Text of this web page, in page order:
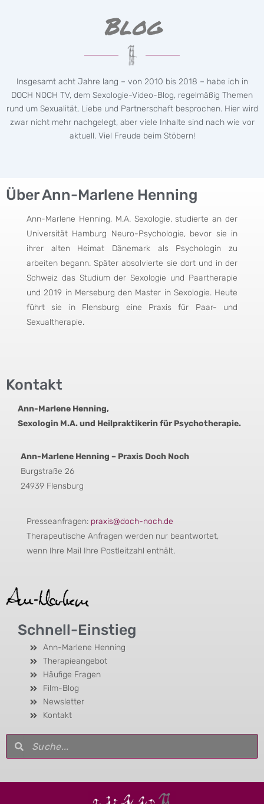
Blog
Insgesamt acht Jahre lang – von 2010 bis 2018 – habe ich in
DOCH NOCH TV, dem Sexologie-Video-Blog, regelmäßig Themen
rund um Sexualität, Liebe und Partnerschaft besprochen. Hier wird
zwar nicht mehr nachgelegt, aber viele Inhalte sind nach wie vor
aktuell. Viel Freude beim Stöbern!
Über Ann-Marlene Henning
Ann-Marlene Henning, M.A. Sexologie, studierte an der
Universität Hamburg Neuro-Psychologie, bevor sie in
ihrer alten Heimat Dänemark als Psychologin zu
arbeiten begann. Später absolvierte sie dort und in der
Schweiz das Studium der Sexologie und Paartherapie
und 2019 in Merseburg den Master in Sexologie. Heute
führt sie in Flensburg eine Praxis für Paar- und
Sexualtherapie.
Kontakt
Ann-Marlene Henning,
Sexologin M.A. und Heilpraktikerin für Psychotherapie.
Ann-Marlene Henning – Praxis Doch Noch
Burgstraße 26
24939 Flensburg
Presseanfragen: praxis@doch-noch.de
Therapeutische Anfragen werden nur beantwortet,
wenn Ihre Mail Ihre Postleitzahl enthält.
Schnell-Einstieg
Ann-Marlene Henning
Therapieangebot
Häufige Fragen
Film-Blog
Newsletter
Kontakt
SucheSuche